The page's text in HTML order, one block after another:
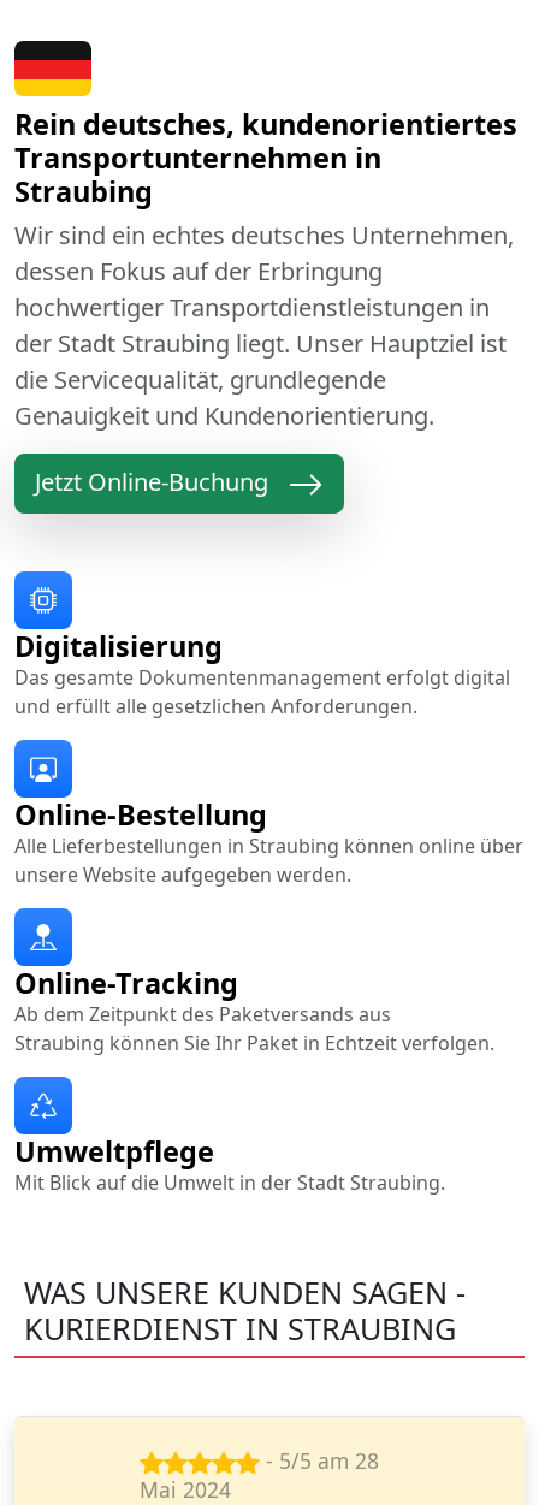
Rein deutsches, kundenorientiertes
Transportunternehmen in
Straubing
Wir sind ein echtes deutsches Unternehmen,
dessen Fokus auf der Erbringung
hochwertiger Transportdienstleistungen in
der Stadt Straubing liegt. Unser Hauptziel ist
die Servicequalität, grundlegende
Genauigkeit und Kundenorientierung.
Jetzt Online-Buchung
Online-Bestellung
Alle Lieferbestellungen in Straubing können online über
unsere Website aufgegeben werden.
Online-Tracking
Ab dem Zeitpunkt des Paketversands aus
Straubing können Sie Ihr Paket in Echtzeit verfolgen.
Digitalisierung
Das gesamte Dokumentenmanagement erfolgt digital
und erfüllt alle gesetzlichen Anforderungen.
Umweltpflege
Mit Blick auf die Umwelt in der Stadt Straubing.
WAS UNSERE KUNDEN SAGEN -
KURIERDIENST IN STRAUBING
- 5/5 am 23
Sept. 2024